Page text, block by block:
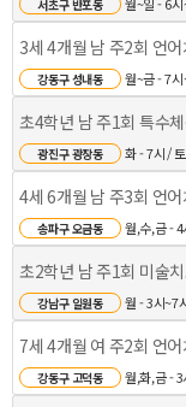
서초구 반포동
3세 4개월 남 주2회 언
강동구 성내동 월~금 - 7
초4학년 남 주1회 특수
광진구 광장동 화 - 7시 /
4세 6개월 남 주3회 언
송파구 오금동 월,수,금 -
초2학년 남 주1회 미술
강남구 일원동 월 - 3시~7
7세 4개월 여 주2회 언
강동구 고덕동 월,화,금 -